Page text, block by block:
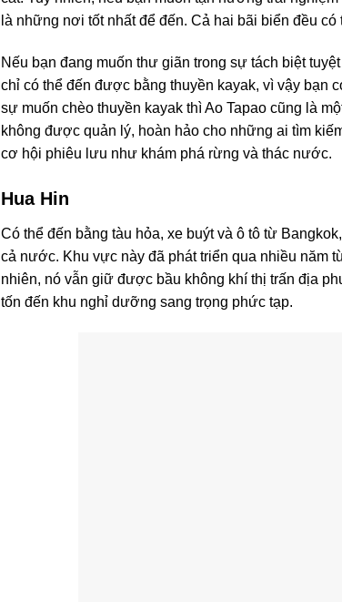
là những nơi tốt nhất để đến. Cả hai bãi biển đều
Nếu bạn đang muốn thư giãn trong sự tách biệt
chỉ có thể đến được bằng thuyền kayak, vì vậy bạn
sự muốn chèo thuyền kayak thì Ao Tapao cũng là
không được quản lý, hoàn hảo cho những ai tìm
cơ hội phiêu lưu như khám phá rừng và thác nước.
Hua Hin
Có thể đến bằng tàu hỏa, xe buýt và ô tô từ
cả nước. Khu vực này đã phát triển qua nhiều năm
nhiên, nó vẫn giữ được bầu không khí thị trấn địa
tốn đến khu nghỉ dưỡng sang trọng phức tạp.